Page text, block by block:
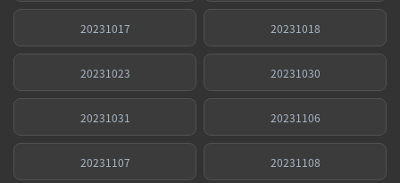
20231017 20231018
20231023 20231030
20231031 20231106
20231107 20231108